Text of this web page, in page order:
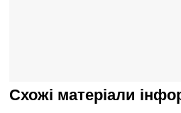
Схожі матеріали